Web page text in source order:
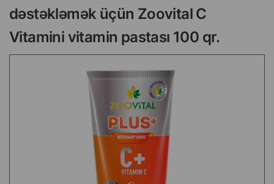
dəstəkləmək üçün Zoovital C
Vitamini vitamin pastası 100 qr.